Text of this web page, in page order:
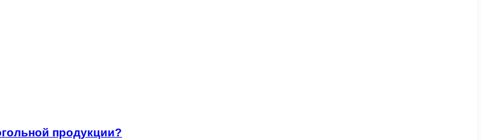
продукции?